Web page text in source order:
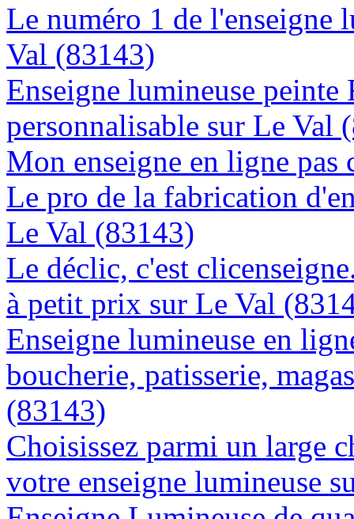
Le numéro 1 de l'enseigne
Val (83143)
Enseigne lumineuse
personnalisable sur Le Val
Mon enseigne en ligne pas
Le pro de la fabrication
Le Val (83143)
Le déclic, c'est
à petit prix sur Le Val
Enseigne lumineuse en
boucherie, patisserie,
(83143)
Choisissez parmi un large
votre enseigne lumineuse